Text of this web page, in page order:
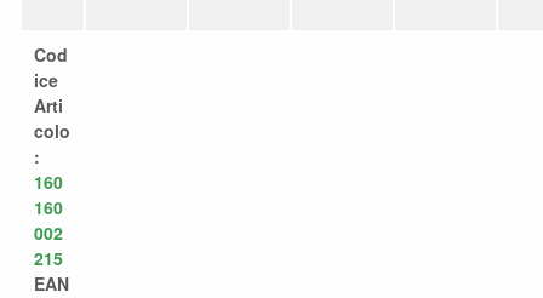
Cod
ice
Arti
colo
:
160
160
002
215
EAN